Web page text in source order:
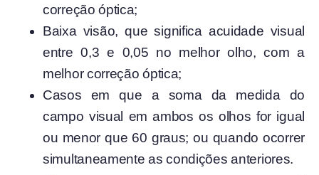
correção óptica;
Baixa visão, que significa acuidade visual
entre 0,3 e 0,05 no melhor olho, com a
melhor correção óptica;
Casos em que a soma da medida do
campo visual em ambos os olhos for igual
ou menor que 60 graus; ou quando ocorrer
simultaneamente as condições anteriores.